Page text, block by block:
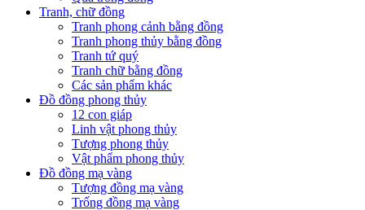
Tranh, chữ đồng
Tranh phong cảnh bằng đồng
Tranh phong thủy bằng đồng
Tranh tứ quý
Tranh chữ bằng đồng
Các sản phẩm khác
Đồ đồng phong thủy
12 con giáp
Linh vật phong thủy
Tượng phong thủy
Vật phẩm phong thủy
Đồ đồng mạ vàng
Tượng đồng mạ vàng
Trống đồng mạ vàng